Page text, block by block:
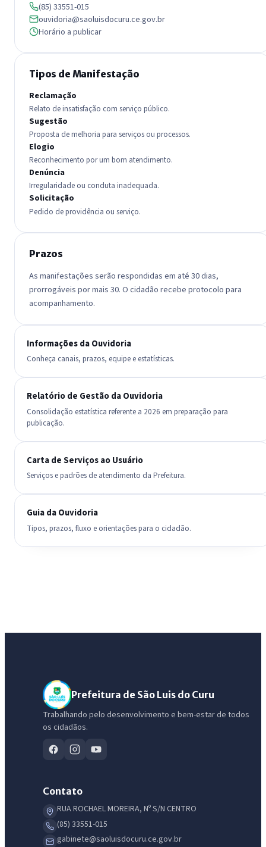
(85) 33551-015
ouvidoria@saoluisdocuru.ce.gov.br
Horário a publicar
Tipos de Manifestação
Reclamação
Relato de insatisfação com serviço público.
Sugestão
Proposta de melhoria para serviços ou processos.
Elogio
Reconhecimento por um bom atendimento.
Denúncia
Irregularidade ou conduta inadequada.
Solicitação
Pedido de providência ou serviço.
Prazos
As manifestações serão respondidas em até 30 dias,
prorrogáveis por mais 30. O cidadão recebe protocolo para
acompanhamento.
Informações da Ouvidoria
Conheça canais, prazos, equipe e estatísticas.
Relatório de Gestão da Ouvidoria
Consolidação estatística referente a 2026 em preparação para
publicação.
Carta de Serviços ao Usuário
Serviços e padrões de atendimento da Prefeitura.
Guia da Ouvidoria
Tipos, prazos, fluxo e orientações para o cidadão.
Prefeitura de São Luis do Curu
Trabalhando pelo desenvolvimento e bem-estar de todos
os cidadãos.
Contato
RUA ROCHAEL MOREIRA, Nº S/N CENTRO
(85) 33551-015
gabinete@saoluisdocuru.ce.gov.br